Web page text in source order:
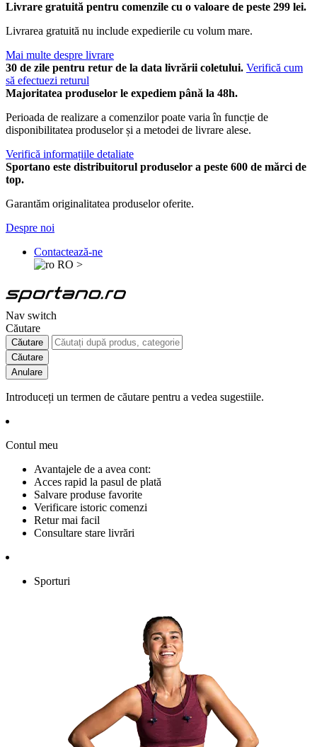
Livrare gratuită pentru comenzile cu o valoare de peste 299 lei.
Livrarea gratuită nu include expedierile cu volum mare.
Mai multe despre livrare
30 de zile pentru retur de la data livrării coletului. Verifică cum
să efectuezi returul
Majoritatea produselor le expediem până la 48h.
Perioada de realizare a comenzilor poate varia în funcție de
disponibilitatea produselor și a metodei de livrare alese.
Verifică informațiile detaliate
Sportano este distribuitorul produselor a peste 600 de mărci de
top.
Garantăm originalitatea produselor oferite.
Despre noi
Contactează-ne
RO >
Nav switch
Căutare
Căutare
Căutare
Anulare
Introduceți un termen de căutare pentru a vedea sugestiile.
Contul meu
Avantajele de a avea cont:
Acces rapid la pasul de plată
Salvare produse favorite
Verificare istoric comenzi
Retur mai facil
Consultare stare livrări
Sporturi